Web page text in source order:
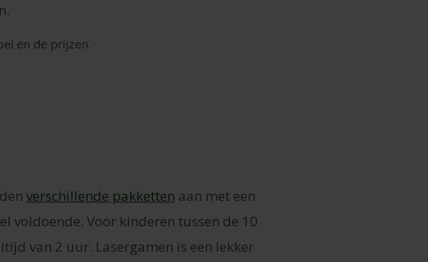
en de prijzen.
verschillende pakketten aan met een
voldoende. Voor kinderen tussen de 10
van 2 uur. Lasergamen is een lekker